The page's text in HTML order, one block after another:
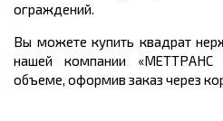
ограждений.
Вы можетекупить квадрат
нашей компании
объеме, оформив заказ через